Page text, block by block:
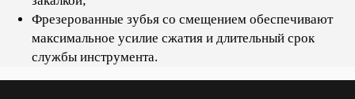
Фрезерованные зубья со смещением обеспечивают
максимальное усилие сжатия и длительный срок
службы инструмента.